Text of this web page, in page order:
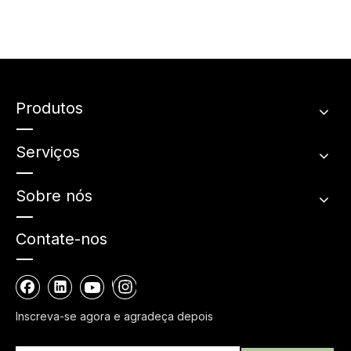
MODELO DE PRODUTO
Produtos
Serviços
Sobre nós
Contate-nos
Inscreva-se agora e agradeça depois